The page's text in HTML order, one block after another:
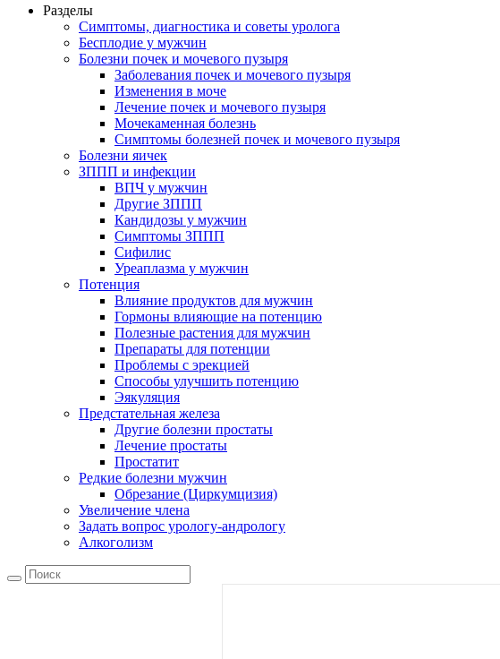
Разделы
Симптомы, диагностика и советы уролога
Бесплодие у мужчин
Болезни почек и мочевого пузыря
Заболевания почек и мочевого пузыря
Изменения в моче
Лечение почек и мочевого пузыря
Мочекаменная болезнь
Симптомы болезней почек и мочевого пузыря
Болезни яичек
ЗППП и инфекции
ВПЧ у мужчин
Другие ЗППП
Кандидозы у мужчин
Симптомы ЗППП
Сифилис
Уреаплазма у мужчин
Потенция
Влияние продуктов для мужчин
Гормоны влияющие на потенцию
Полезные растения для мужчин
Препараты для потенции
Проблемы с эрекцией
Способы улучшить потенцию
Эякуляция
Предстательная железа
Другие болезни простаты
Лечение простаты
Простатит
Редкие болезни мужчин
Обрезание (Циркумцизия)
Увеличение члена
Задать вопрос урологу-андрологу
Алкоголизм